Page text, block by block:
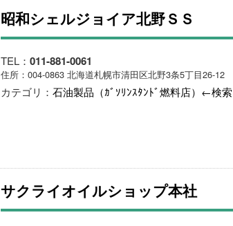
昭和シェルジョイア北野ＳＳ
TEL： 011-881-0061
住所：004-0863 北海道札幌市清田区北野3条5丁目26-12
カテゴリ： 石油製品（ｶﾞｿﾘﾝｽﾀﾝﾄﾞ燃料店）←検索
サクライオイルショップ本社